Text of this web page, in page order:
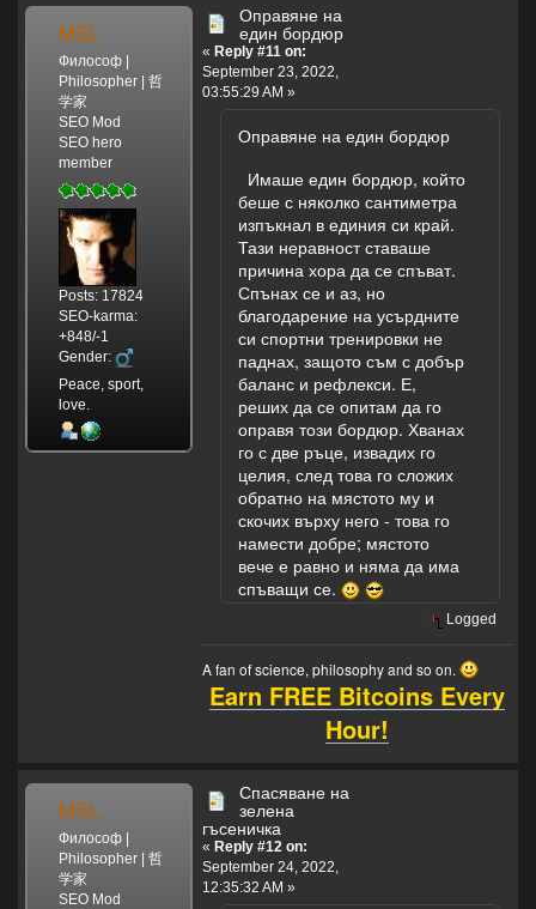
MSL
Философ |
Philosopher | 哲
学家
SEO Mod
SEO hero
member
Posts: 17824
SEO-karma:
+848/-1
Gender:
Peace, sport,
love.
Оправяне на
един бордюр
« Reply #11 on:
September 23, 2022,
03:55:29 AM »
Оправяне на един бордюр
Имаше един бордюр, който
беше с няколко сантиметра
изпъкнал в единия си край.
Тази неравност ставаше
причина хора да се спъват.
Спънах се и аз, но
благодарение на усърдните
си спортни тренировки не
паднах, защото съм с добър
баланс и рефлекси. Е,
реших да се опитам да го
оправя този бордюр. Хванах
го с две ръце, извадих го
целия, след това го сложих
обратно на мястото му и
скочих върху него - това го
намести добре; мястото
вече е равно и няма да има
спъващи се.
Logged
A fan of science, philosophy and so on.
Earn FREE Bitcoins Every
Hour!
MSL
Философ |
Philosopher | 哲
学家
SEO Mod
Спасяване на
зелена
гъсеничка
« Reply #12 on:
September 24, 2022,
12:35:32 AM »